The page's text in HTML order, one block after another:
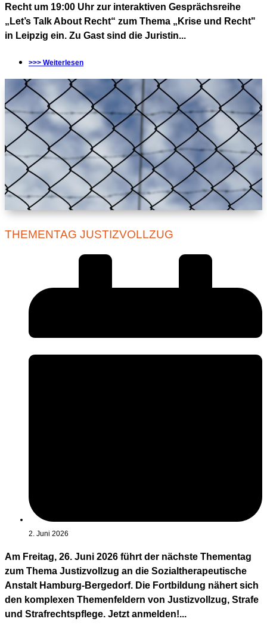
Recht um 19:00 Uhr zur interaktiven Gesprächsreihe
„Let’s Talk About Recht“ zum Thema „Krise und Recht"
in Leipzig ein. Zu Gast sind die Juristin...
>>> Weiterlesen
THEMENTAG JUSTIZVOLLZUG
2. Juni 2026
Am Freitag, 26. Juni 2026 führt der nächste Thementag
zum Thema Justizvollzug an die Sozialtherapeutische
Anstalt Hamburg-Bergedorf. Die Fortbildung nähert sich
den komplexen Themenfeldern von Justizvollzug, Strafe
und Strafrechtspflege. Jetzt anmelden!...